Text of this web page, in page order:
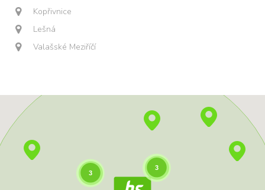
Kopřivnice
Lešná
Valašské Meziříčí
3
3